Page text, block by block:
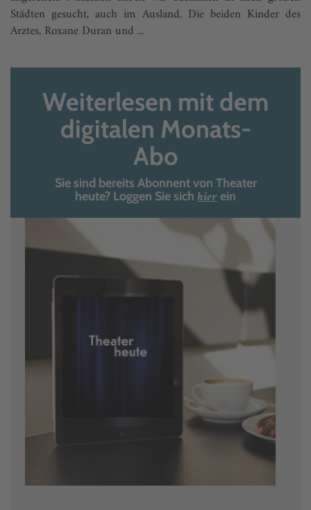
Städten gesucht, auch im Ausland. Die beiden Kinder des
Arztes, Roxane Duran und ...
Weiterlesen mit dem
digitalen Monats-
Abo
Sie sind bereits Abonnent von Theater
heute? Loggen Sie sich hierein